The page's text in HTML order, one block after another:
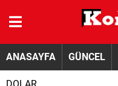
ANASAYFA GÜNCEL